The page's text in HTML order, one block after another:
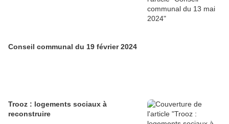
Conseil communal du 19 février 2024
Trooz : logements sociaux à
reconstruire